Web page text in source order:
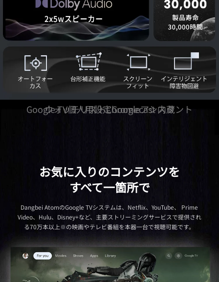
お気に入りのコンテンツを
すべて一箇所で
Dangbei AtomのGoogle TVシステムは、Netflix、YouTube、 Prime
Video、Hulu、Disney+など、主要ストリーミングサービスで提供され
る70万本以上※の映画やテレビ番組を本器一台で視聴可能です。
Google TVでエンタメを厳選
AtomはGoogle TVを通じて個々のプロファイルを提供することで、家族
を入手し、すべてのデバイスで個人のライブラリを管理·更新できるとい
うことです。
問いかけることで、多くの映画や
番組を検索
Googleアシスタントに問いかけるだけで、特定のタイトルやジャンルを
検索したり、パーソナライズされたおすすめを表示することができます。
お客様が発見した
すべてを一つのリストで
面白い番組や映画を見つけたら、テレビやスマートフォン、ラップトップ
コンピューターなどブラウザ機能を持っているデバイスのGoogleから検
索した後ウォッチリストに追加して、後で大画面でご覧いただけます。
すべての映像を大画面に
Atomはワイヤレス·ストリーミングを簡単に-互換性のあるスマートフォ
シームレスに大画面で楽しむこともできます。
Google TV個人用設定Googleアシスタント
ウォッチリストChromecast 内蔵